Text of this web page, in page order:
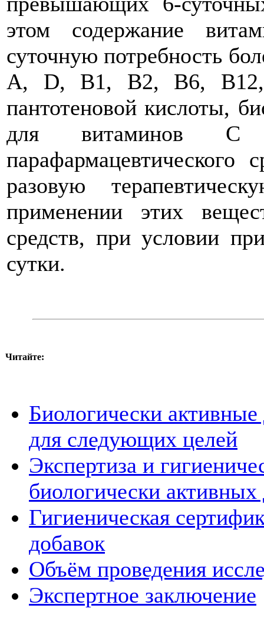
этом содержание
суточную потребность
А, D, В1, В2, В6, В12,
пантотеновой кислоты,
для витаминов
разовую
применении этих
средств, при условии
сутки.
Читайте:
Биологически
для следующих целей
Экспертиза и
биологически
Гигиеническая
добавок
Объём проведения
Экспертное заключение